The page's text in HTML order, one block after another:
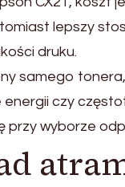
lepszy
druku.
samego
energii czy
przy wyborze